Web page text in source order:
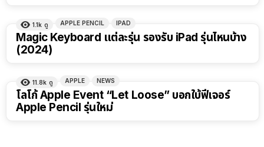
1.1k ดู APPLE PENCIL IPAD
Magic Keyboard แต่ละรุ่น รองรับ iPad รุ่นไหนบ้าง
(2024)
11.8k ดู APPLE NEWS
โลโก้ Apple Event “Let Loose” บอกใบ้ฟีเจอร์
Apple Pencil รุ่นใหม่